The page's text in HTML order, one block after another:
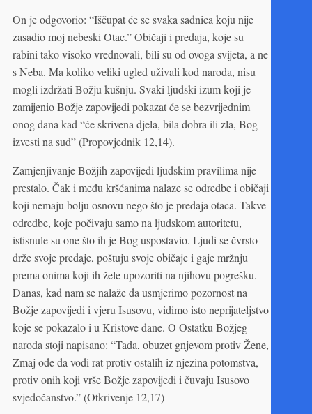
On je odgovorio: “Iščupat će se svaka sadnica koju nije
zasadio moj nebeski Otac.” Običaji i predaja, koje su
rabini tako visoko vrednovali, bili su od ovoga svijeta, a ne
s Neba. Ma koliko veliki ugled uživali kod naroda, nisu
mogli izdržati Božju kušnju. Svaki ljudski izum koji je
zamijenio Božje zapovijedi pokazat će se bezvrijednim
onog dana kad “će skrivena djela, bila dobra ili zla, Bog
izvesti na sud” (Propovjednik 12,14).
Zamjenjivanje Božjih zapovijedi ljudskim pravilima nije
prestalo. Čak i među kršćanima nalaze se odredbe i običaji
koji nemaju bolju osnovu nego što je predaja otaca. Takve
odredbe, koje počivaju samo na ljudskom autoritetu,
istisnule su one što ih je Bog uspostavio. Ljudi se čvrsto
drže svoje predaje, poštuju svoje običaje i gaje mržnju
prema onima koji ih žele upozoriti na njihovu pogrešku.
Danas, kad nam se nalaže da usmjerimo pozornost na
Božje zapovijedi i vjeru Isusovu, vidimo isto neprijateljstvo
koje se pokazalo i u Kristove dane. O Ostatku Božjeg
naroda stoji napisano: “Tada, obuzet gnjevom protiv Žene,
Zmaj ode da vodi rat protiv ostalih iz njezina potomstva,
protiv onih koji vrše Božje zapovijedi i čuvaju Isusovo
svjedočanstvo.” (Otkrivenje 12,17)